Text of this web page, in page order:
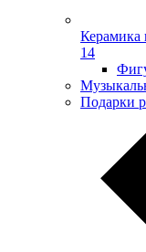
Керамика
14
Подарки